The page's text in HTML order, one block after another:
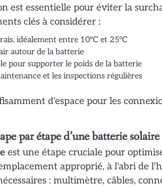
est essentielle pour éviter la
clés à considérer :
idéalement entre 10°C et 25°C
autour de la batterie
pour supporter le poids de la batterie
et les inspections régulières
d'espace pour les
par étape d’une batterie solaire
est une étape cruciale pour
approprié, à l'abri de
: multimètre, câbles,